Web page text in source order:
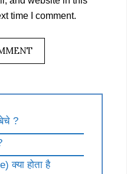
time I comment.
?
क्या होता है